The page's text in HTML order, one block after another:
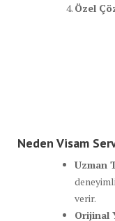
Özel
Neden Visam
Uzman
verir.
Orijinal